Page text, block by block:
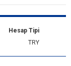
Hesap Tipi
TRY